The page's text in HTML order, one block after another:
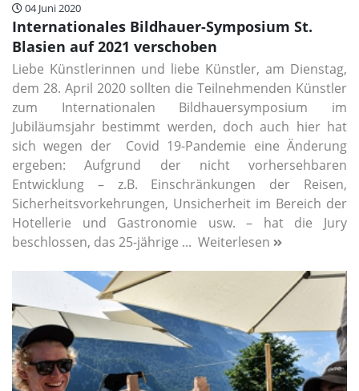
04 Juni 2020
Internationales Bildhauer-Symposium St.
Blasien auf 2021 verschoben
Liebe Künstlerinnen und liebe Künstler, am Dienstag,
dem 28. April 2020 sollten die Teilnehmenden Künstler
zum Internationalen Bildhauersymposium im
Jubiläumsjahr bestimmt werden, doch auch hier hat
sich wegen der Covid 19-Pandemie eine Änderung
ergeben: Aufgrund der nicht vorhersehbaren
Entwicklung – z.B. Einschränkungen der Reisen,
Sicherheitsvorkehrungen, Unsicherheit im Bereich der
Hotellerie und Gastronomie usw. – hat die Jury
beschlossen, das 25-jährige ... Weiterlesen